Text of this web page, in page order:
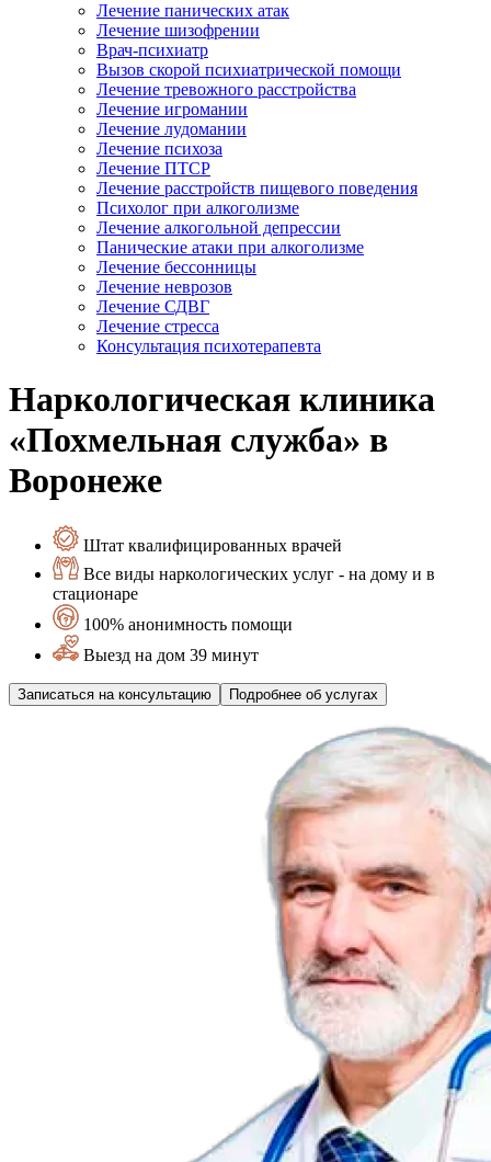
Лечение панических атак
Лечение шизофрении
Врач-психиатр
Вызов скорой психиатрической помощи
Лечение тревожного расстройства
Лечение игромании
Лечение лудомании
Лечение психоза
Лечение ПТСР
Лечение расстройств пищевого поведения
Психолог при алкоголизме
Лечение алкогольной депрессии
Панические атаки при алкоголизме
Лечение бессонницы
Лечение неврозов
Лечение СДВГ
Лечение стресса
Консультация психотерапевта
Наркологическая клиника
«Похмельная служба» в
Воронеже
Штат квалифицированных врачей
Все виды наркологических услуг - на дому и в
стационаре
100% анонимность помощи
Выезд на дом 39 минут
Записаться на консультацию Подробнее об услугах